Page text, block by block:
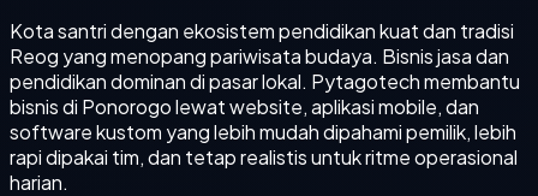
Kota santri dengan ekosistem pendidikan kuat dan tradisi
Reog yang menopang pariwisata budaya. Bisnis jasa dan
pendidikan dominan di pasar lokal. Pytagotech membantu
bisnis di Ponorogo lewat website, aplikasi mobile, dan
software kustom yang lebih mudah dipahami pemilik, lebih
rapi dipakai tim, dan tetap realistis untuk ritme operasional
harian.